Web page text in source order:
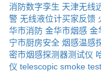
消防数字孪生 天津无线
警 无线液位计买家反馈
华市消防 金华市烟感 金
宁市厨房安全 烟感温感
密市烟感探测器测试仪
仪 telescopic smoke